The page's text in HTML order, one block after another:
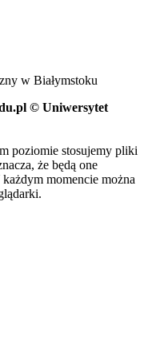
w Białymstoku
© Uniwersytet
poziomie stosujemy pliki
że będą one
momencie można